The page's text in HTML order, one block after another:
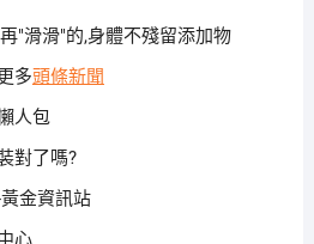
"滑滑"的,身體不殘留添加物
多頭條新聞
人包
對了嗎?
金資訊站
心